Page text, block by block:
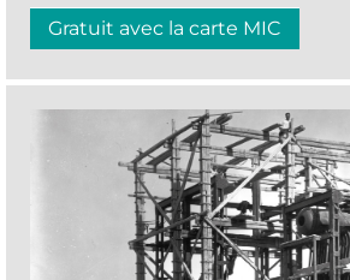
Gratuit avec la carte MIC